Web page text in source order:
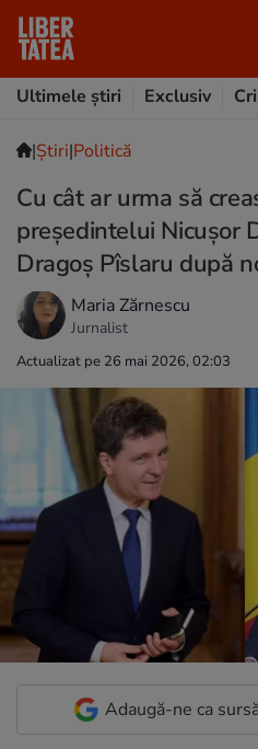
Ultimele știri
Exclusiv
|Ştiri|Politică
Cu cât ar urma să
președintelui Nicușor
Dragoș Pîslaru după
Maria Zărnescu
Jurnalist
Actualizat pe 26 mai 2026, 02:03
Adaugă-ne ca